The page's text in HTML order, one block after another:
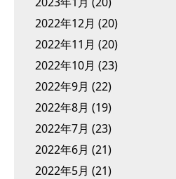
2022年12月 (20)
2022年11月 (20)
2022年10月 (23)
2022年9月 (22)
2022年8月 (19)
2022年7月 (23)
2022年6月 (21)
2022年5月 (21)